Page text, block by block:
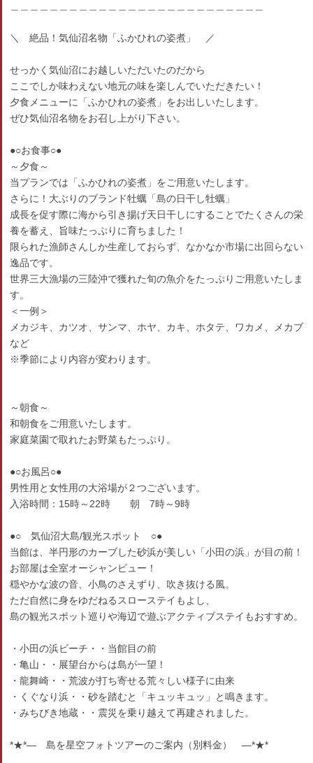
＼ 絶品！気仙沼名物「ふかひれの姿煮」 ／
せっかく気仙沼にお越しいただいたのだから
ここでしか味わえない地元の味を楽しんでいただきたい！
夕食メニューに「ふかひれの姿煮」をお出しいたします。
ぜひ気仙沼名物をお召し上がり下さい。
●○お食事○●
～夕食～
当プランでは「ふかひれの姿煮」をご用意いたします。
さらに！大ぶりのブランド牡蠣「島の日干し牡蠣」
成長を促す際に海から引き揚げ天日干しにすることでたくさんの栄
養を蓄え、旨味たっぷりに育ちました！
限られた漁師さんしか生産しておらず、なかなか市場に出回らない
逸品です。
世界三大漁場の三陸沖で獲れた旬の魚介をたっぷりご用意いたしま
す。
＜一例＞
メカジキ、カツオ、サンマ、ホヤ、カキ、ホタテ、ワカメ、メカブ
など
※季節により内容が変わります。
～朝食～
和朝食をご用意いたします。
家庭菜園で取れたお野菜もたっぷり。
●○お風呂○●
男性用と女性用の大浴場が２つございます。
入浴時間：15時～22時 朝 7時～9時
●○ 気仙沼大島/観光スポット ○●
当館は、半円形のカーブした砂浜が美しい「小田の浜」が目の前！
お部屋は全室オーシャンビュー！
穏やかな波の音、小鳥のさえずり、吹き抜ける風。
ただ自然に身をゆだねるスローステイもよし、
島の観光スポット巡りや海辺で遊ぶアクティブステイもおすすめ。
・小田の浜ビーチ・・当館目の前
・亀山・・展望台からは島が一望！
・龍舞崎・・荒波が打ち寄せる荒々しい様子に由来
・くぐなり浜・・砂を踏むと「キュッキュッ」と鳴きます。
・みちびき地蔵・・震災を乗り越えて再建されました。
*★*― 島を星空フォトツアーのご案内（別料金） ―*★*